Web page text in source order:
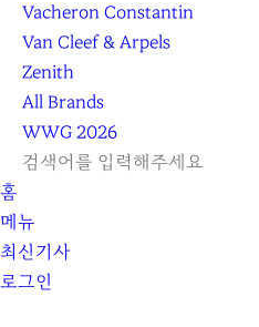
Vacheron Constantin
Van Cleef & Arpels
Zenith
All Brands
WWG2026
L
G
I
N
S
A
R
C
닫
l
e
a
검
색
하
기
홈
메뉴
최신기사
로그인